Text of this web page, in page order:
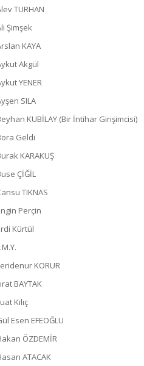
TURHAN
Şimşek
KAYA
Akgül
YENER
SILA
KUBİLAY (Bir İntihar Girişimcisi)
Geldi
KARAKUŞ
ÇİĞİL
TIKNAS
Perçin
Kürtül
KORUR
BAYTAK
Kılıç
Esen EFEOĞLU
ÖZDEMİR
ATACAK